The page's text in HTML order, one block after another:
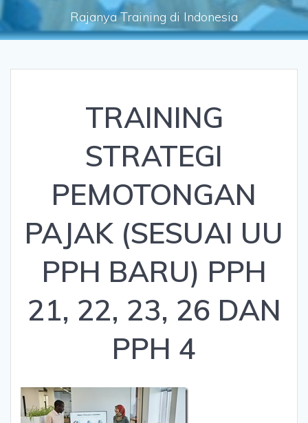
Rajanya Training di Indonesia
TRAINING
STRATEGI
PEMOTONGAN
PAJAK (SESUAI UU
PPH BARU) PPH
21, 22, 23, 26 DAN
PPH 4